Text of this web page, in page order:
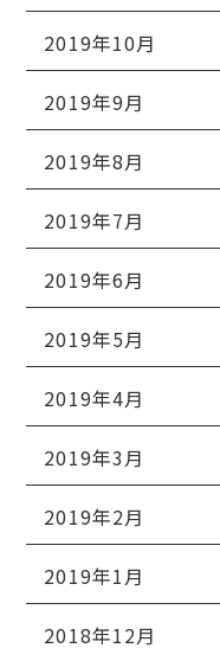
2019年10月
2019年9月
2019年8月
2019年7月
2019年6月
2019年5月
2019年4月
2019年3月
2019年2月
2019年1月
2018年12月